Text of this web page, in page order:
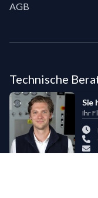
AGB
Technische
Sie
Ihr